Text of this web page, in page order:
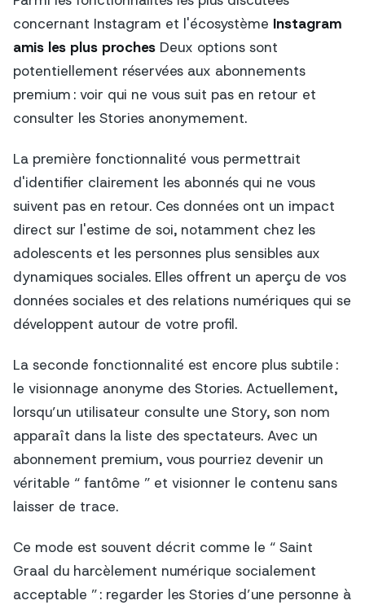
concernant Instagram et l'écosystème Instagram
amis les plus proches Deux options sont
potentiellement réservées aux abonnements
premium : voir qui ne vous suit pas en retour et
consulter les Stories anonymement.
La première fonctionnalité vous permettrait
d'identifier clairement les abonnés qui ne vous
suivent pas en retour. Ces données ont un impact
direct sur l'estime de soi, notamment chez les
adolescents et les personnes plus sensibles aux
dynamiques sociales. Elles offrent un aperçu de vos
données sociales et des relations numériques qui se
développent autour de votre profil.
La seconde fonctionnalité est encore plus subtile :
le visionnage anonyme des Stories. Actuellement,
lorsqu’un utilisateur consulte une Story, son nom
apparaît dans la liste des spectateurs. Avec un
abonnement premium, vous pourriez devenir un
véritable “ fantôme ” et visionner le contenu sans
laisser de trace.
Ce mode est souvent décrit comme le “ Saint
Graal du harcèlement numérique socialement
acceptable ” : regarder les Stories d’une personne à